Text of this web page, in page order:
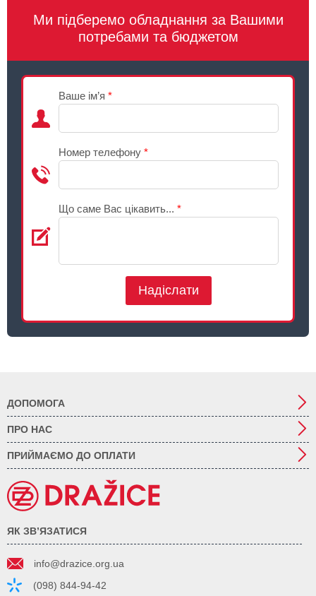
Ми підберемо обладнання за Вашими
потребами та бюджетом
Ваше ім’я *
Номер телефону *
Що саме Вас цікавить... *
Надіслати
ДОПОМОГА
ПРО НАС
ПРИЙМАЄМО ДО ОПЛАТИ
ЯК ЗВ’ЯЗАТИСЯ
info@drazice.org.ua
(098) 844-94-42